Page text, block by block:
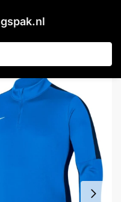
Blauw Donkerblauw Wit